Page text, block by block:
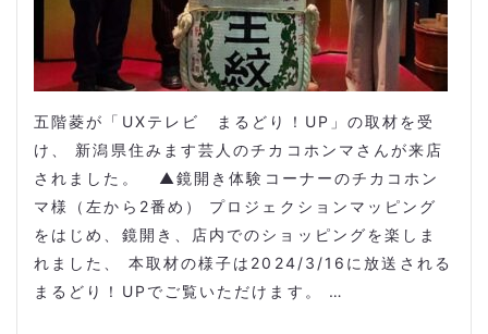
五階菱が「UXテレビ まるどり！UP」の取材を受
け、 新潟県住みます芸人のチカコホンマさんが来店
されました。 ▲鏡開き体験コーナーのチカコホン
マ様（左から2番め） プロジェクションマッピング
をはじめ、鏡開き、店内でのショッピングを楽しま
れました、 本取材の様子は2024/3/16に放送される
まるどり！UPでご覧いただけます。 …